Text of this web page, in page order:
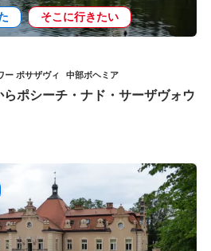
そこに行きたい
ー ポサザヴィ 中部ボヘミア
らポシーチ・ナド・サーザヴォウ